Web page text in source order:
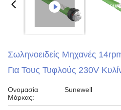
Σωληνοειδείς Μηχανές
Για Τους Τυφλούς 230V
Ονομασία
Μάρκας:
Sunewell